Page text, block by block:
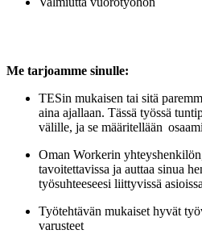
Me tarjoamme sinulle:
TESin mukaisen tai sitä
aina ajallaan. Tässä työssä
välille, ja se määritellään
Oman Workerin
tavoitettavissa ja auttaa sinua
työsuhteeseesi liittyvissä asioissa
Työtehtävän mukaiset hyvät
varusteet